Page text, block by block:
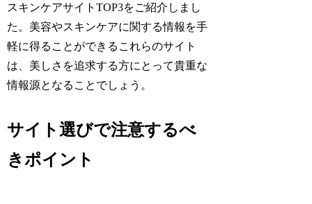
スキンケアサイトTOP3をご紹介しまし
た。美容やスキンケアに関する情報を手
軽に得ることができるこれらのサイト
は、美しさを追求する方にとって貴重な
情報源となることでしょう。
サイト選びで注意するべ
きポイント